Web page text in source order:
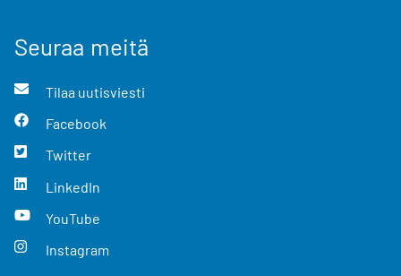
Seuraa meitä
Tilaa uutisviesti
Facebook
Twitter
LinkedIn
YouTube
Instagram